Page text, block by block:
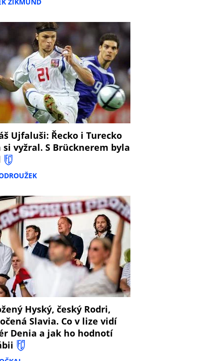
Ujfaluši: Řecko i Turecko
si vyžral. S Brücknerem byla
Hyský, český Rodri,
Slavia. Co v lize vidí
Denia a jak ho hodnotí
8